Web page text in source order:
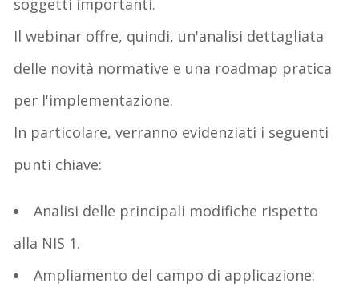
Il webinar offre, quindi, un'analisi dettagliata
delle novità normative e una roadmap pratica
per l'implementazione.
In particolare, verranno evidenziati i seguenti
punti chiave:
Analisi delle principali modifiche rispetto
alla NIS 1.
Ampliamento del campo di applicazione: